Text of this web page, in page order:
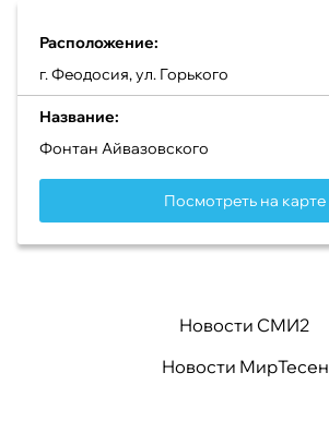
Расположение:
г. Феодосия, ул. Горького
Название:
Фонтан Айвазовского
Посмотреть на карте
Новости СМИ2
Новости МирТесен